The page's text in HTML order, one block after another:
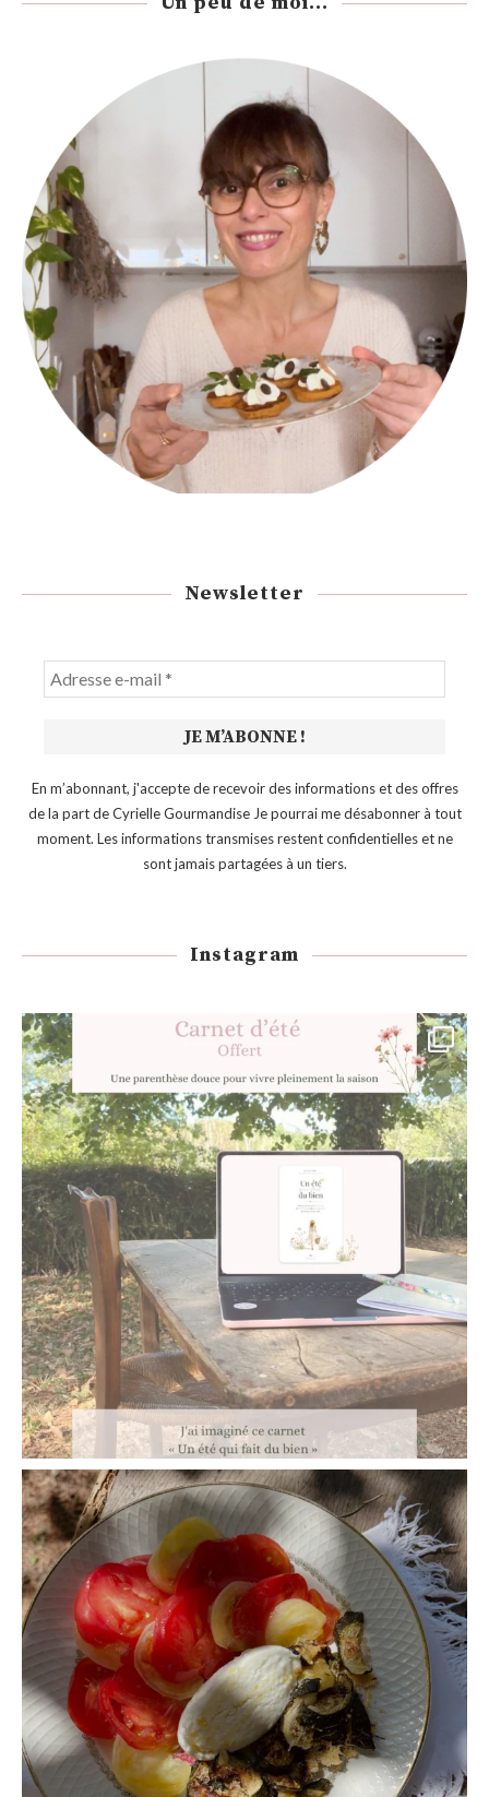
Newsletter
En m’abonnant, j'accepte de recevoir des informations et des offres
de la part de Cyrielle Gourmandise Je pourrai me désabonner à tout
moment. Les informations transmises restent confidentielles et ne
sont jamais partagées à un tiers.
Instagram